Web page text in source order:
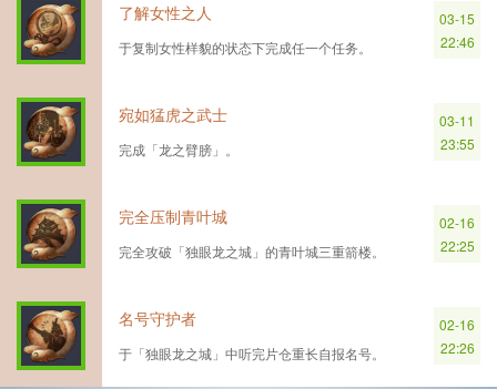
了解女性之人
于复制女性样貌的状态下完成任一个任务。
03-15
22:46
宛如猛虎之武士
完成「龙之臂膀」。
03-11
23:55
完全压制青叶城
完全攻破「独眼龙之城」的青叶城三重箭楼。
02-16
22:25
名号守护者
于「独眼龙之城」中听完片仓重长自报名号。
02-16
22:26